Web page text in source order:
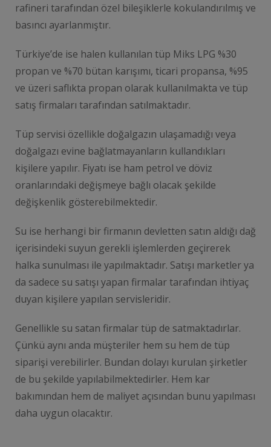
rafineri tarafından özel bileşiklerle kokulandırılmış ve
basıncı ayarlanmıştır.
Türkiye’de ise halen kullanılan tüp Miks LPG %30
propan ve %70 bütan karışımı, ticari propansa, %95
ve üzeri saflıkta propan olarak kullanılmakta ve tüp
satış firmaları tarafından satılmaktadır.
Tüp servisi özellikle doğalgazın ulaşamadığı veya
doğalgazı evine bağlatmayanların kullandıkları
kişilere yapılır. Fiyatı ise ham petrol ve döviz
oranlarındaki değişmeye bağlı olacak şekilde
değişkenlik gösterebilmektedir.
Su ise herhangi bir firmanın devletten satın aldığı dağ
içerisindeki suyun gerekli işlemlerden geçirerek
halka sunulması ile yapılmaktadır. Satışı marketler ya
da sadece su satışı yapan firmalar tarafından ihtiyaç
duyan kişilere yapılan servisleridir.
Genellikle su satan firmalar tüp de satmaktadırlar.
Çünkü aynı anda müşteriler hem su hem de tüp
siparişi verebilirler. Bundan dolayı kurulan şirketler
de bu şekilde yapılabilmektedirler. Hem kar
bakımından hem de maliyet açısından bunu yapılması
daha uygun olacaktır.